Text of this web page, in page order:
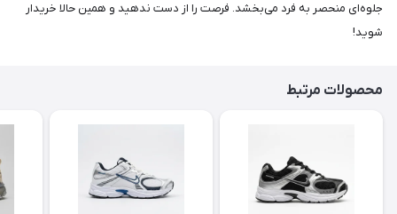
جلوه‌ای منحصر به فرد می‌بخشد. فرصت را از دست ندهید و همین حالا خریدار
شوید!
محصولات مرتبط